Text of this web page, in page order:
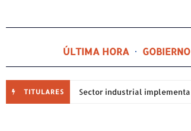
ÚLTIMA HORA GOBIERNO
TITULARES